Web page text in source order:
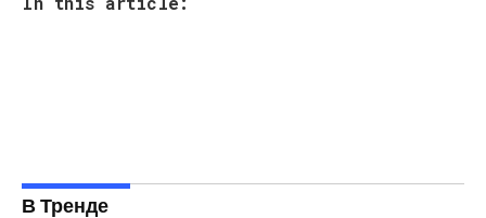
В Тренде